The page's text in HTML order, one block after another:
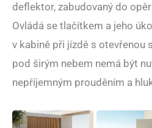
deflektor, zabudovaný do
Ovládá se tlačítkem a jeho
v kabině při jízdě s otevřenou
pod širým nebem nemá být
nepříjemným prouděním a